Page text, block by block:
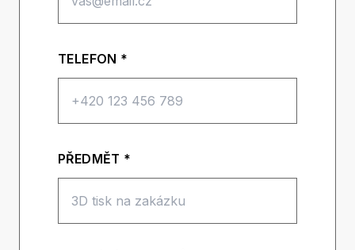
TELEFON *
PŘEDMĚT *